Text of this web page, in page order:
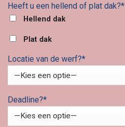
Heeft u een hellend of plat dak?*
Hellend dak
Plat dak
Locatie van de werf?*
Deadline?*